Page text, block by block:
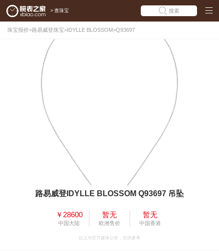
> 查珠宝 搜索
珠宝报价>路易威登珠宝>IDYLLE BLOSSOM>Q93697
路易威登IDYLLE BLOSSOM Q93697 吊坠
￥28600
中国大陆
暂无
欧洲售价
暂无
中国香港
以上为官方媒体公价，仅供参考